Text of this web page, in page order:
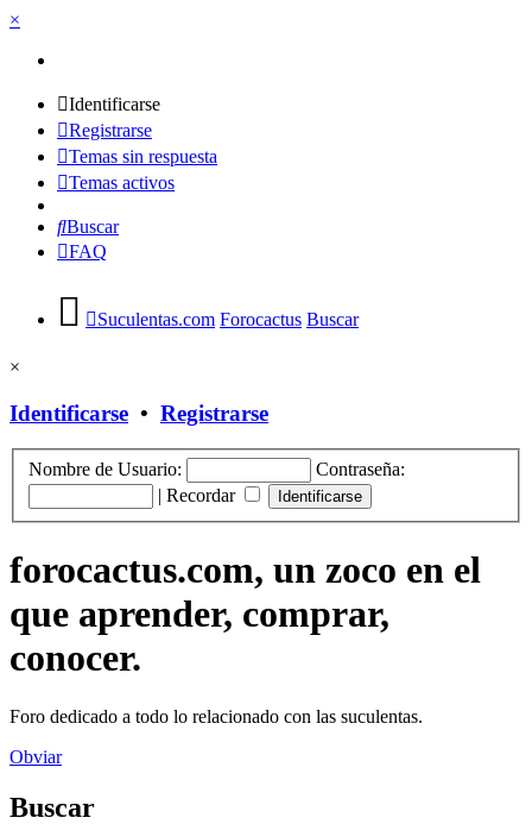
×
Identificarse
Registrarse
Temas sin respuesta
Temas activos
Buscar
FAQ
Suculentas.com Forocactus Buscar
×
Identificarse • Registrarse
Nombre de Usuario:
Contraseña:
| Recordar
forocactus.com, un zoco en el
que aprender, comprar,
conocer.
Foro dedicado a todo lo relacionado con las suculentas.
Obviar
Buscar